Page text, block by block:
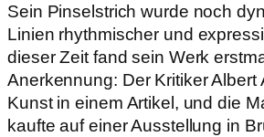
Sein Pinselstrich wurde noch
Linien rhythmischer und
dieser Zeit fand sein Werk
Anerkennung: Der Kritiker Albert
Kunst in einem Artikel, und die
kaufte auf einer Ausstellung in